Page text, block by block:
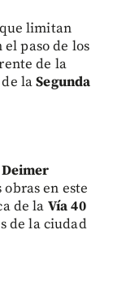
que limitan
paso de los
de la
de laSegunda
Deimer
en este
de la Vía 40
de la ciudad